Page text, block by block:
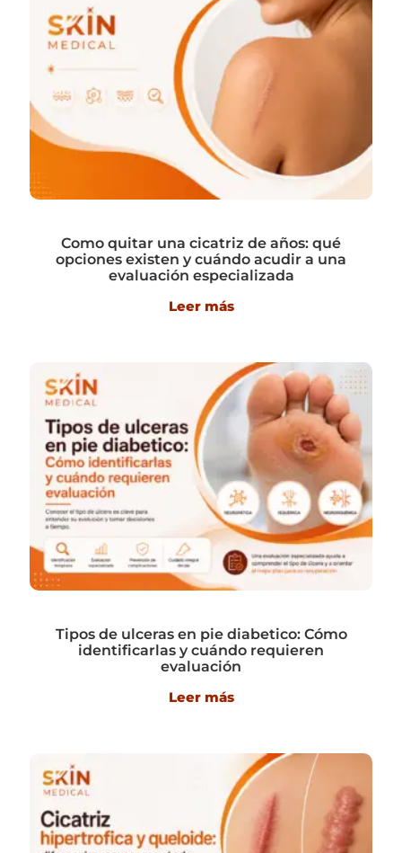
Como quitar una cicatriz de años: qué
opciones existen y cuándo acudir a una
evaluación especializada
Leer más
Tipos de ulceras en pie diabetico: Cómo
identificarlas y cuándo requieren
evaluación
Leer más